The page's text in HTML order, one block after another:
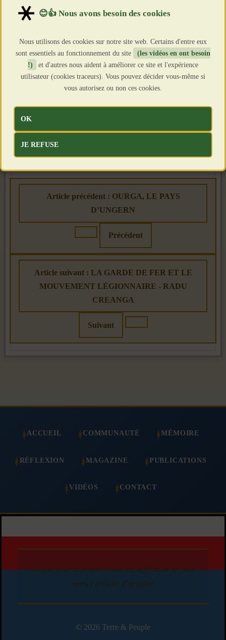
Article précédent : OURGA, LE PAYS
D’UNGERN
Précédent
Article suivant : LA GARDE DE FER ET LE
MOUVEMENT LÉGIONNAIRE - RADU
CREANGA
Suivant
ACCUEIL COMMUNAUTÉ MÉMOIRE
RÉFLEXION MAGAZINE PUBLICATIONS
VIDÉOS CONTACT
Copie d'article autorisée en affichant le lien
vers l'article d'origine
© 2026 Terre & Peuple
Nous utilisons des cookies sur notre site web. Certains d'entre eux
sont essentiels au fonctionnement du site
(les vidéos en ont besoin
!)
et d'autres nous aident à améliorer ce site et l'expérience
utilisateur (cookies traceurs). Vous pouvez décider vous-même si
vous autorisez ou non ces cookies.
OK
JE REFUSE